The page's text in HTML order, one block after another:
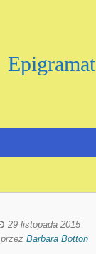
Epigramat
29 listopada 2015
przez Barbara Botton